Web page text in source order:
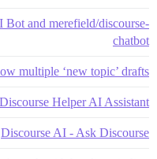
Bot and merefield/discourse-
chatbot
multiple ‘new topic’ drafts
Helper AI Assistant
Discourse AI - Ask Discourse